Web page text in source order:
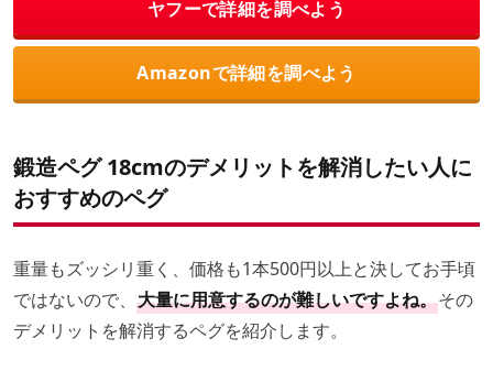
ヤフーで詳細を調べよう
Amazonで詳細を調べよう
鍛造ペグ 18cmのデメリットを解消したい人に
おすすめのペグ
重量もズッシリ重く、価格も1本500円以上と決してお手頃
ではないので、 大量に用意するのが難しいですよね。その
デメリットを解消するペグを紹介します。